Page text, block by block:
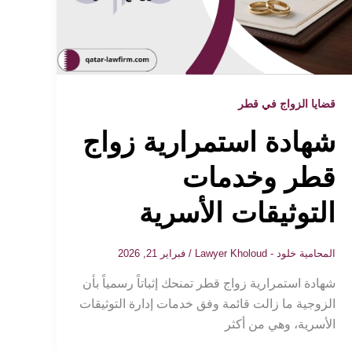
قضايا الزواج في قطر
شهادة استمرارية زواج
قطر وخدمات
التوثيقات الأسرية
المحامية خلود - Lawyer Kholoud /فبراير 21, 2026
شهادة استمرارية زواج قطر تمنحك إثباتاً رسمياً بأن
الزوجية ما زالت قائمة وفق خدمات إدارة التوثيقات
الأسرية، وهي من أكثر